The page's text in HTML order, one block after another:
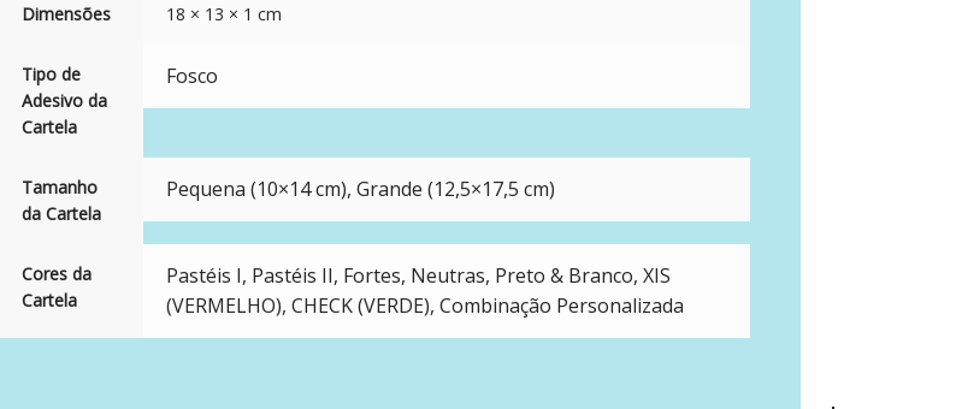
Dimensões 18 × 13 × 1 cm
Tipo de
Adesivo da
Cartela
Fosco
Tamanho
da Cartela
Pequena (10×14 cm), Grande (12,5×17,5 cm)
Cores da
Cartela
Pastéis I, Pastéis II, Fortes, Neutras, Preto & Branco, XIS
(VERMELHO), CHECK (VERDE), Combinação Personalizada